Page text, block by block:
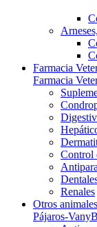
Farmacia
Farmacia
Control
Renales
Otros animales
Pájaros-